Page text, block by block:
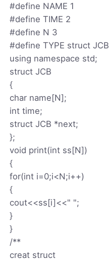
#define NAME 1
#define TIME 2
#define N 3
#define TYPE struct JCB
using namespace std;
struct JCB
{
char name[N];
int time;
struct JCB *next;
};
void print(int ss[N])
{
for(int i=0;i<N;i++)
{
cout<<ss[i]<<" ";
}
}
/**
creat struct